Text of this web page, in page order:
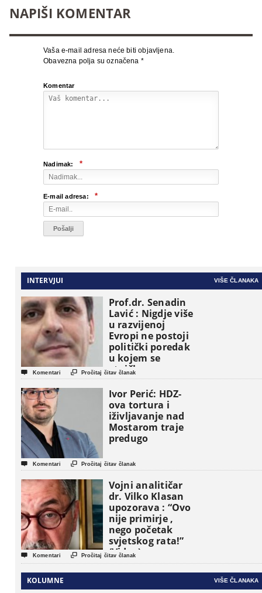
NAPIŠI KOMENTAR
Vaša e-mail adresa neće biti objavljena.
Obavezna polja su označena *
Komentar
Nadimak: *
E-mail adresa: *
INTERVJUI VIŠE ČLANAKA
Prof.dr. Senadin
Lavić : Nigdje više
u razvijenoj
Evropi ne postoji
politički poredak
u kojem se
etničke grupe
pojavljuju kao
osnovne
političke jedinice
 Komentari  Pročitaj čitav članak
Ivor Perić: HDZ-
ova tortura i
iživljavanje nad
Mostarom traje
predugo
 Komentari  Pročitaj čitav članak
Vojni analitičar
dr. Vilko Klasan
upozorava : “Ovo
nije primirje ,
nego početak
svjetskog rata!”
(Video)
 Komentari  Pročitaj čitav članak
KOLUMNE VIŠE ČLANAKA